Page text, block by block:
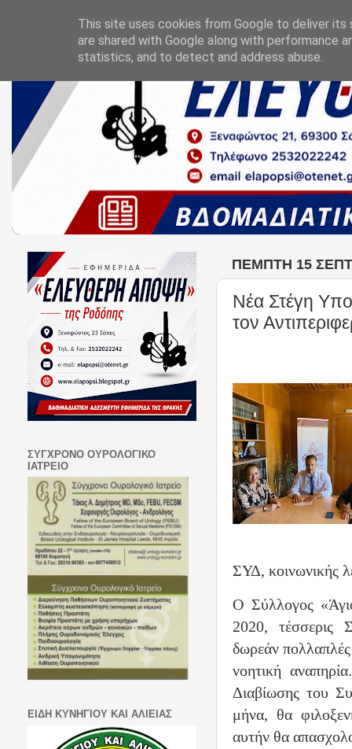
ΠΈΜΠΤΗ 15
Νέα Στέγη
τον
ΣΥΔ, κοινωνικής
Ο Σύλλογος
2020, τέσσερις
δωρεάν πολλαπλές
νοητική
Διαβίωσης του
μήνα, θα
αυτήν θα
ΣΥΓΧΡΟΝΟ ΟΥΡΟΛΟΓΙΚΟ
ΙΑΤΡΕΙΟ
ΕΙΔΗ ΚΥΝΗΓΙΟΥ ΚΑΙ ΑΛΙΕΙΑΣ
This site uses cookies from Google to deliver its
are shared with Google along with performance
statistics, and to detect and address abuse.